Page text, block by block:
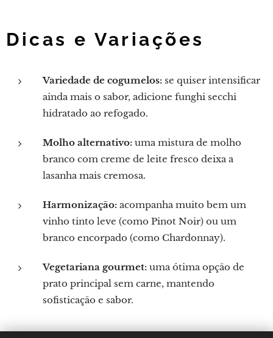
Dicas e Variações
Variedade de cogumelos: se quiser intensificar
ainda mais o sabor, adicione funghi secchi
hidratado ao refogado.
Molho alternativo: uma mistura de molho
branco com creme de leite fresco deixa a
lasanha mais cremosa.
Harmonização: acompanha muito bem um
vinho tinto leve (como Pinot Noir) ou um
branco encorpado (como Chardonnay).
Vegetariana gourmet: uma ótima opção de
prato principal sem carne, mantendo
sofisticação e sabor.